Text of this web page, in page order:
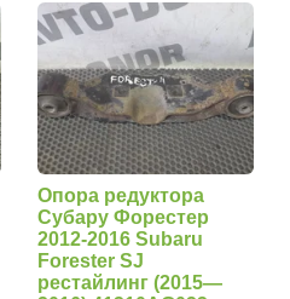
Опора редуктора
Субару Форестер
2012-2016 Subaru
Forester SJ
рестайлинг (2015—